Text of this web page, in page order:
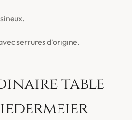
serrures d’origine.
table